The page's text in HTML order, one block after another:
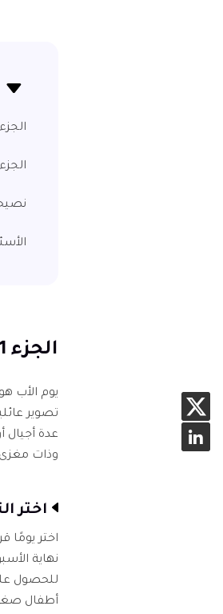
الجزء 1: التخطيط لجلسة تصوير عائلية في يوم الأب
الجزء 2: أفضل 5 أدوات لتعديل صور العائلة كمحترف
الجزء 1: التخطيط لجلسة تصوير عائلية في يوم الأب
يوم الأب
تصوير
عدة
وذات
اختر
اختر يومًا
نهاية
للحصول
أطفال